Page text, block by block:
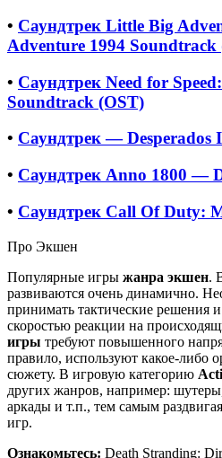
• Саундтрек Little Big
Adventure 1994 Soundtrack
• Саундтрек Need for
Soundtrack (OST)
• Саундтрек — Desperados
• Саундтрек Anno 1800 —
• Саундтрек Call Of Duty:
Про Экшен
Популярные игры жанра экшен.
развиваются очень динамично.
принимать тактические решения
скоростью реакции на
игры требуют повышенного
правило, используют какое-либо
сюжету. В игровую категорию
других жанров, например:
аркады и т.п., тем самым
игр.
Ознакомьтесь: Death Stranding: